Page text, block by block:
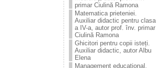
primar Ciulină Ramona
Matematica prieteniei.
Auxiliar didactic pentru clasa
a IV-a, autor prof. înv. primar
Ciulină Ramona
Ghicitori pentru copii isteți.
Auxiliar didactic, autor Albu
Elena
Management educațional.